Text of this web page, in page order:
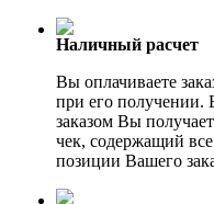
Наличный расчет
Вы оплачиваете
при его получении.
заказом Вы
чек, содержащий
позиции Вашего